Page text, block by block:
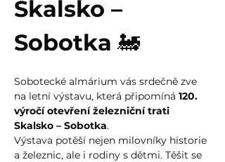
Skalsko –
Sobotka 🚂
Sobotecké almárium vás srdečně zve
na letní výstavu, která připomíná 120.
výročí otevření železniční trati
Skalsko – Sobotka.
Výstava potěší nejen milovníky historie
a železnic, ale i rodiny s dětmi. Těšit se